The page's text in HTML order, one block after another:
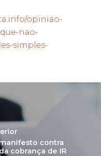
opiniao-
nao-
simples-
contra
cobrança de IR